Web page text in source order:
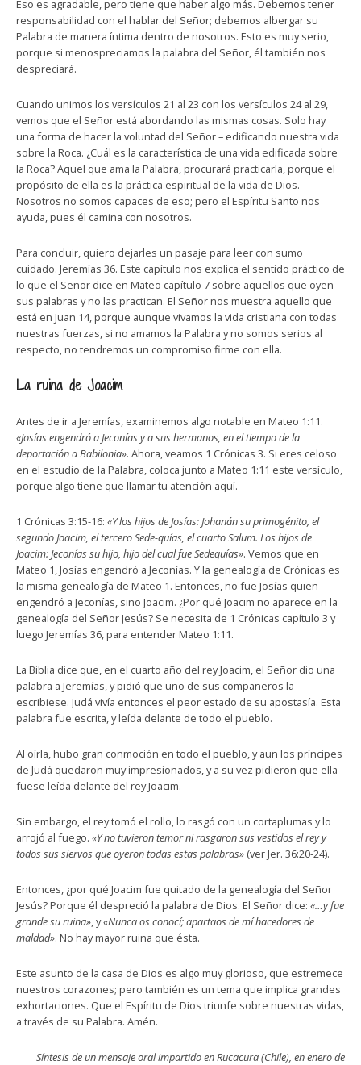
Eso es agradable, pero tiene que haber algo más. Debemos tener
responsabilidad con el hablar del Señor; debemos albergar su
Palabra de manera íntima dentro de nosotros. Esto es muy serio,
porque si menospreciamos la palabra del Señor, él también nos
despreciará.
Cuando unimos los versículos 21 al 23 con los versículos 24 al 29,
vemos que el Señor está abordando las mismas cosas. Solo hay
una forma de hacer la voluntad del Señor – edificando nuestra vida
sobre la Roca. ¿Cuál es la característica de una vida edificada sobre
la Roca? Aquel que ama la Palabra, procurará practicarla, porque el
propósito de ella es la práctica espiritual de la vida de Dios.
Nosotros no somos capaces de eso; pero el Espíritu Santo nos
ayuda, pues él camina con nosotros.
Para concluir, quiero dejarles un pasaje para leer con sumo
cuidado. Jeremías 36. Este capítulo nos explica el sentido práctico de
lo que el Señor dice en Mateo capítulo 7 sobre aquellos que oyen
sus palabras y no las practican. El Señor nos muestra aquello que
está en Juan 14, porque aunque vivamos la vida cristiana con todas
nuestras fuerzas, si no amamos la Palabra y no somos serios al
respecto, no tendremos un compromiso firme con ella.
La ruina de Joacim
Antes de ir a Jeremías, examinemos algo notable en Mateo 1:11.
«Josías engendró a Jeconías y a sus hermanos, en el tiempo de la
deportación a Babilonia». Ahora, veamos 1 Crónicas 3. Si eres celoso
en el estudio de la Palabra, coloca junto a Mateo 1:11 este versículo,
porque algo tiene que llamar tu atención aquí.
1 Crónicas 3:15-16: «Y los hijos de Josías: Johanán su primogénito, el
segundo Joacim, el tercero Sede-quías, el cuarto Salum. Los hijos de
Joacim: Jeconías su hijo, hijo del cual fue Sedequías». Vemos que en
Mateo 1, Josías engendró a Jeconías. Y la genealogía de Crónicas es
la misma genealogía de Mateo 1. Entonces, no fue Josías quien
engendró a Jeconías, sino Joacim. ¿Por qué Joacim no aparece en la
genealogía del Señor Jesús? Se necesita de 1 Crónicas capítulo 3 y
luego Jeremías 36, para entender Mateo 1:11.
La Biblia dice que, en el cuarto año del rey Joacim, el Señor dio una
palabra a Jeremías, y pidió que uno de sus compañeros la
escribiese. Judá vivía entonces el peor estado de su apostasía. Esta
palabra fue escrita, y leída delante de todo el pueblo.
Al oírla, hubo gran conmoción en todo el pueblo, y aun los príncipes
de Judá quedaron muy impresionados, y a su vez pidieron que ella
fuese leída delante del rey Joacim.
Sin embargo, el rey tomó el rollo, lo rasgó con un cortaplumas y lo
arrojó al fuego. «Y no tuvieron temor ni rasgaron sus vestidos el rey y
todos sus siervos que oyeron todas estas palabras» (ver Jer. 36:20-24).
Entonces, ¿por qué Joacim fue quitado de la genealogía del Señor
Jesús? Porque él despreció la palabra de Dios. El Señor dice: «…y fue
grande su ruina», y«Nunca os conocí; apartaos de mí hacedores de
maldad». No hay mayor ruina que ésta.
Este asunto de la casa de Dios es algo muy glorioso, que estremece
nuestros corazones; pero también es un tema que implica grandes
exhortaciones. Que el Espíritu de Dios triunfe sobre nuestras vidas,
a través de su Palabra. Amén.
Síntesis de un mensaje oral impartido en Rucacura (Chile), en enero de